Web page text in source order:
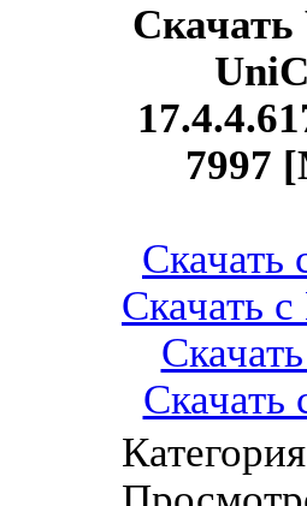
Скачать
7997
Скачать
Скачать
Скачать
Категория